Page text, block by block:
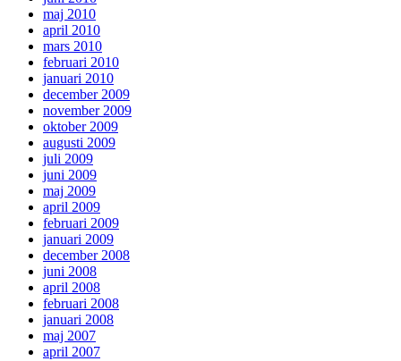
maj 2010
april 2010
mars 2010
februari 2010
januari 2010
december 2009
november 2009
oktober 2009
augusti 2009
juli 2009
juni 2009
maj 2009
april 2009
februari 2009
januari 2009
december 2008
juni 2008
april 2008
februari 2008
januari 2008
maj 2007
april 2007